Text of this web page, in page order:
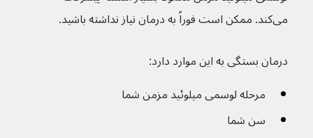
می‌کند. ممکن است فوراً به درمان نیاز نداشته باشید.
درمان بستگی به این موارد دارد:
مرحله لوسمی میلوئید مزمن شما
سن شما